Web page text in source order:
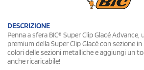
DESCRIZIONE
Penna a sfera BIC® Super Clip Glacé
premium della Super Clip Glacé con sezione
colori delle sezioni metalliche e aggiungi un
anche ricaricabile!